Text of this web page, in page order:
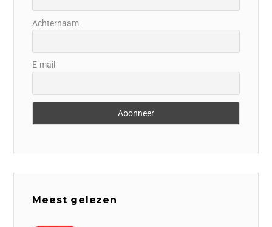
Achternaam
E-mail
Meest gelezen